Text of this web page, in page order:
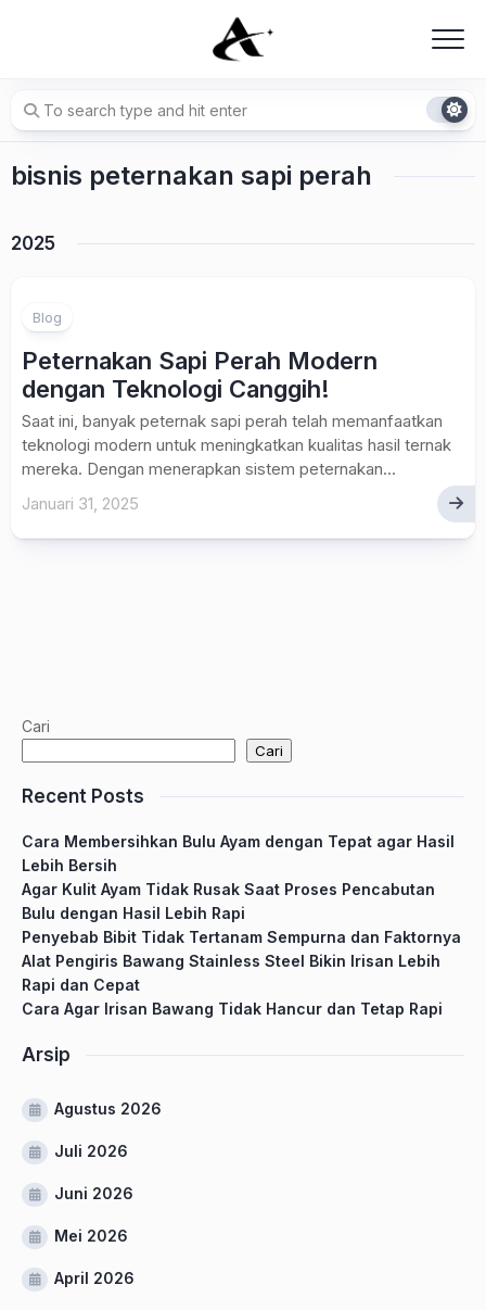
bisnis peternakan sapi perah
2025
Blog
Peternakan Sapi Perah Modern
dengan Teknologi Canggih!
Saat ini, banyak peternak sapi perah telah memanfaatkan
teknologi modern untuk meningkatkan kualitas hasil ternak
mereka. Dengan menerapkan sistem peternakan...
Januari 31, 2025
Cari
Cari
Recent Posts
Cara Membersihkan Bulu Ayam dengan Tepat agar Hasil
Lebih Bersih
Agar Kulit Ayam Tidak Rusak Saat Proses Pencabutan
Bulu dengan Hasil Lebih Rapi
Penyebab Bibit Tidak Tertanam Sempurna dan Faktornya
Alat Pengiris Bawang Stainless Steel Bikin Irisan Lebih
Rapi dan Cepat
Cara Agar Irisan Bawang Tidak Hancur dan Tetap Rapi
Arsip
Agustus 2026
Juli 2026
Juni 2026
Mei 2026
April 2026